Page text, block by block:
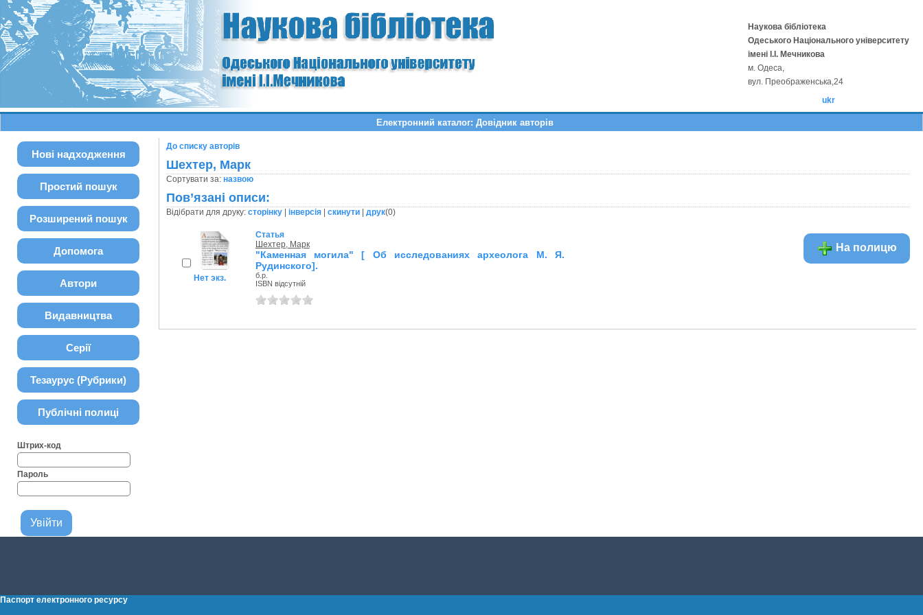
Наукова бібліотека
Одеського Національного університету
імені І.І. Мечникова
м. Одеса,
вул. Преображенська,24
ukr
Електронний каталог: Довідник авторів
Нові надходження
Простий пошук
Розширений пошук
Допомога
Автори
Видавництва
Серії
Тезаурус (Рубрики)
Публічні полиці
Штрих-код
Пароль
До списку авторів
Шехтер, Марк
Сортувати за: назвою
Пов’язані описи:
Відібрати для друку: сторінку| інверсія| скинути| друк(0)
Нет экз.
Статья
Шехтер, Марк
"Каменная могила" [ Об исследованиях археолога М. Я.
Рудинского].
б.р.
ISBN відсутній
На полицю
Паспорт електронного ресурсу